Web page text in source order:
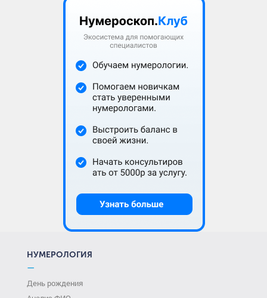
НУМЕРОЛОГИЯ
—
День рождения